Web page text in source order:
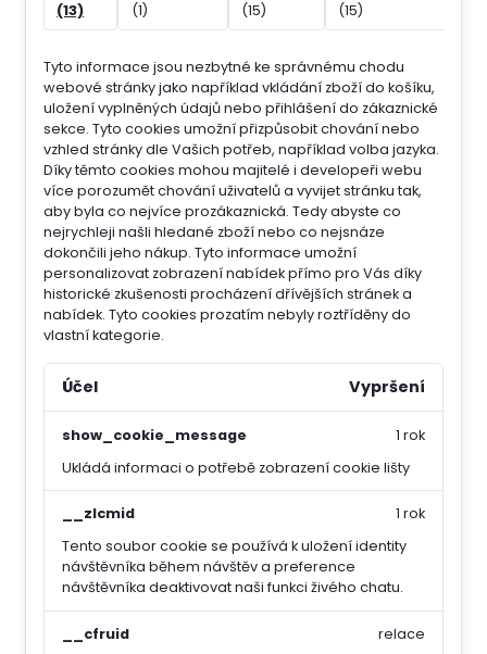
(13)
(1)
(15)
(15)
Tyto informace jsou nezbytné ke správnému chodu
webové stránky jako například vkládání zboží do košíku,
uložení vyplněných údajů nebo přihlášení do zákaznické
sekce. Tyto cookies umožní přizpůsobit chování nebo
vzhled stránky dle Vašich potřeb, například volba jazyka.
Díky těmto cookies mohou majitelé i developeři webu
více porozumět chování uživatelů a vyvijet stránku tak,
aby byla co nejvíce prozákaznická. Tedy abyste co
nejrychleji našli hledané zboží nebo co nejsnáze
dokončili jeho nákup. Tyto informace umožní
personalizovat zobrazení nabídek přímo pro Vás díky
historické zkušenosti procházení dřívějších stránek a
nabídek. Tyto cookies prozatím nebyly roztříděny do
vlastní kategorie.
Účel Vypršení
show_cookie_message
Ukládá informaci o potřebě zobrazení cookie lišty
1 rok
__zlcmid
Tento soubor cookie se používá k uložení identity
návštěvníka během návštěv a preference
návštěvníka deaktivovat naši funkci živého chatu.
1 rok
__cfruid
relace